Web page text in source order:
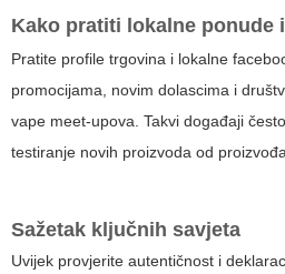
Kako pratiti lokalne ponude
Pratite profile trgovina i lokalne
promocijama, novim dolascima i
vape meet-upova. Takvi događaji
testiranje novih proizvoda od
Sažetak ključnih savjeta
Uvijek provjerite autentičnost i